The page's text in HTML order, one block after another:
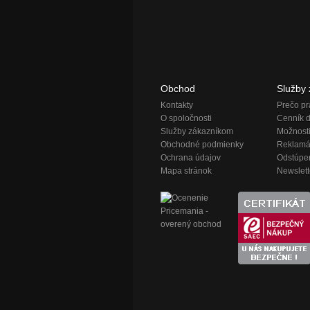
Obchod
Kontakty
O spoločnosti
Služby zákazníkom
Obchodné podmienky
Ochrana údajov
Mapa stránok
Služby
Prečo
Cenník